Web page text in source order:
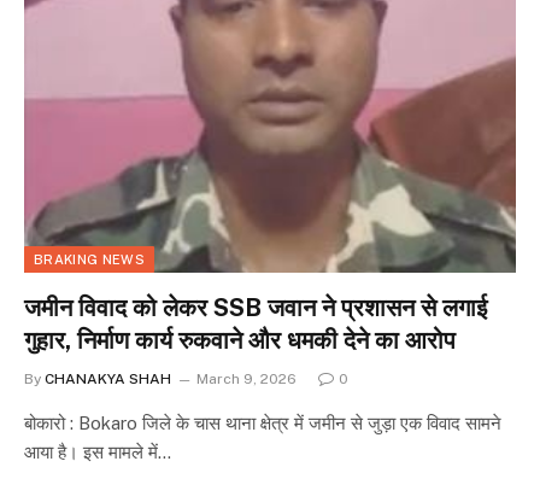
BRAKING NEWS
जमीन विवाद को लेकर SSB जवान ने प्रशासन से लगाई
गुहार, निर्माण कार्य रुकवाने और धमकी देने का आरोप
By CHANAKYA SHAH March 9, 2026 0
बोकारो : Bokaro जिले के चास थाना क्षेत्र में जमीन से जुड़ा एक विवाद सामने
आया है। इस मामले में…